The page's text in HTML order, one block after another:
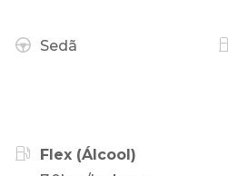
Sedã
Flex (Álcool)